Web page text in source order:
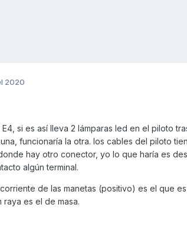
2020
si es así lleva 2 lámparas led en el piloto
funcionaría la otra. los cables del piloto
hay otro conector, yo lo que haría es
algún terminal.
de las manetas (positivo) es el que
es el de masa.